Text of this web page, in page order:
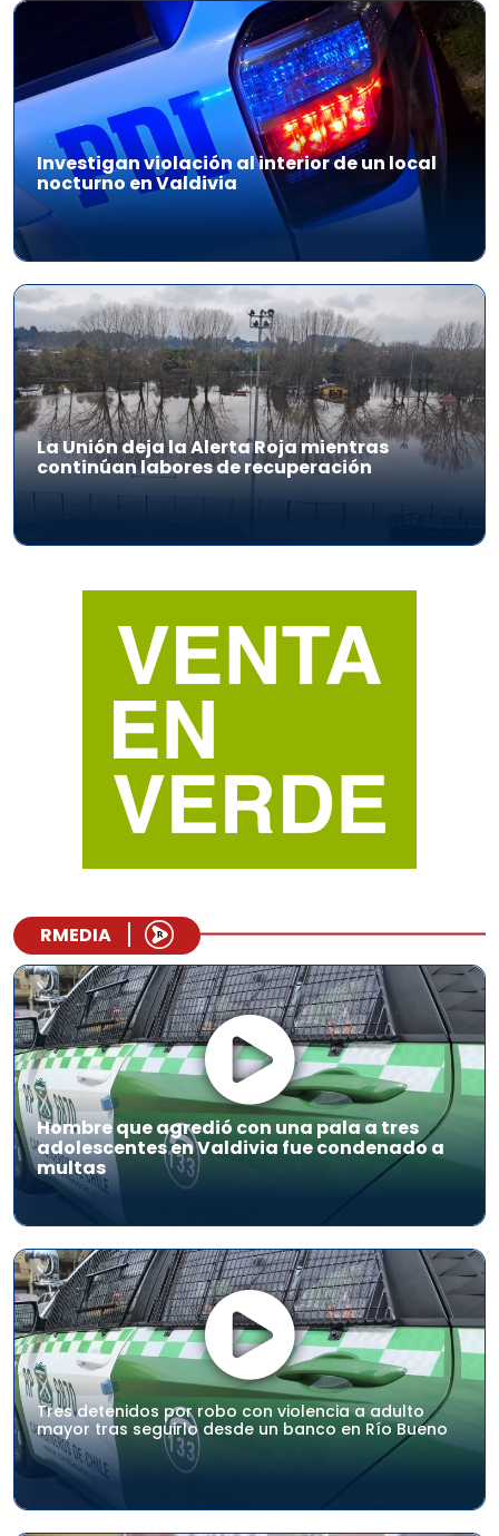
Investigan violación al interior de un local
nocturno en Valdivia
La Unión deja la Alerta Roja mientras
continúan labores de recuperación
RMEDIA
Hombre que agredió con una pala a tres
adolescentes en Valdivia fue condenado a
multas
Tres detenidos por robo con violencia a adulto
mayor tras seguirlo desde un banco en Río Bueno